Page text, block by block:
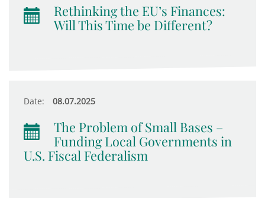
Rethinking the EU’s Finances:
Will This Time be Different?
Date: 08.07.2025
The Problem of Small Bases –
Funding Local Governments in
U.S. Fiscal Federalism